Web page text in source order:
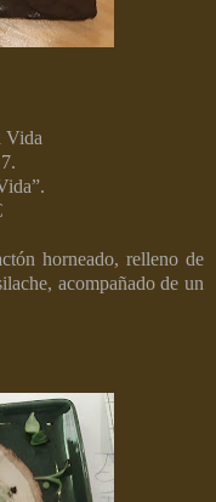
horneado, relleno de
acompañado de un